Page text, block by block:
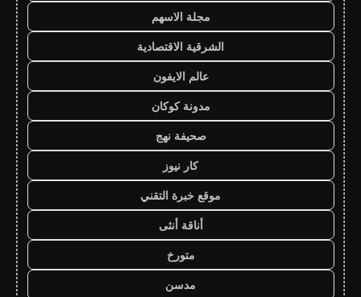
مجلة الاسهم
الشرقية الاقتصادية
عالم الايفون
مدونة كوكان
صحيفة نهج
كار نيوز
موقع خبرة التقني
أناقة أنثى
متورخ
مدسن